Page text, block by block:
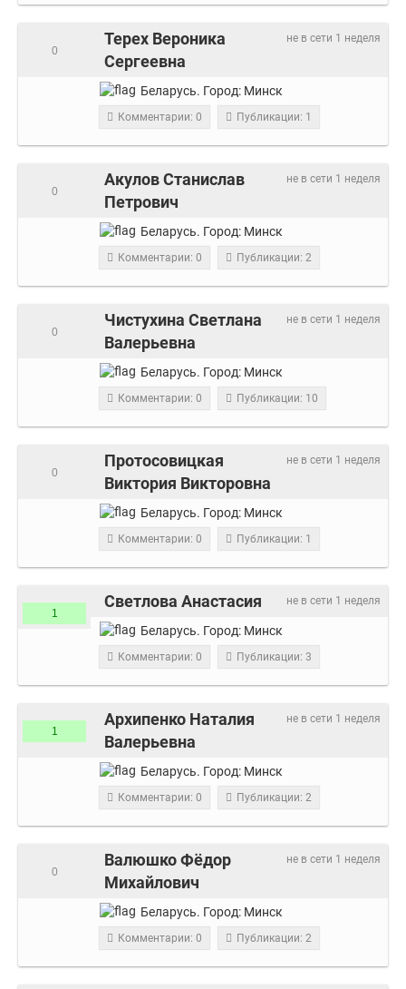
не в сети 1 неделя
Терех Вероника
Сергеевна
0
Беларусь. Город: Минск
Комментарии: 0 Публикации: 1
не в сети 1 неделя
Акулов Станислав
Петрович
0
Беларусь. Город: Минск
Комментарии: 0 Публикации: 2
не в сети 1 неделя
Чистухина Светлана
Валерьевна
0
Беларусь. Город: Минск
Комментарии: 0 Публикации: 10
не в сети 1 неделя
Протосовицкая
Виктория Викторовна
0
Беларусь. Город: Минск
Комментарии: 0 Публикации: 1
не в сети 1 неделя
Светлова Анастасия
1
Беларусь. Город: Минск
Комментарии: 0 Публикации: 3
не в сети 1 неделя
Архипенко Наталия
Валерьевна
1
Беларусь. Город: Минск
Комментарии: 0 Публикации: 2
не в сети 1 неделя
Валюшко Фёдор
Михайлович
0
Беларусь. Город: Минск
Комментарии: 0 Публикации: 2